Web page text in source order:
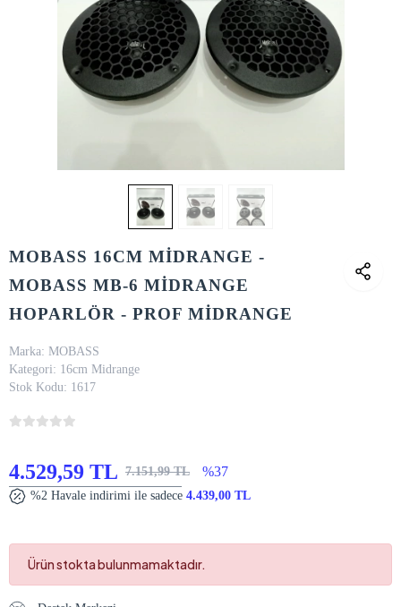
MOBASS 16CM MİDRANGE -
MOBASS MB-6 MİDRANGE
HOPARLÖR - PROF MİDRANGE
Marka: MOBASS
Kategori: 16cm Midrange
Stok Kodu: 1617
4.529,59 TL 7.151,99 TL %37
%2 Havale indirimi ile sadece 4.439,00 TL
Ürün stokta bulunmamaktadır.